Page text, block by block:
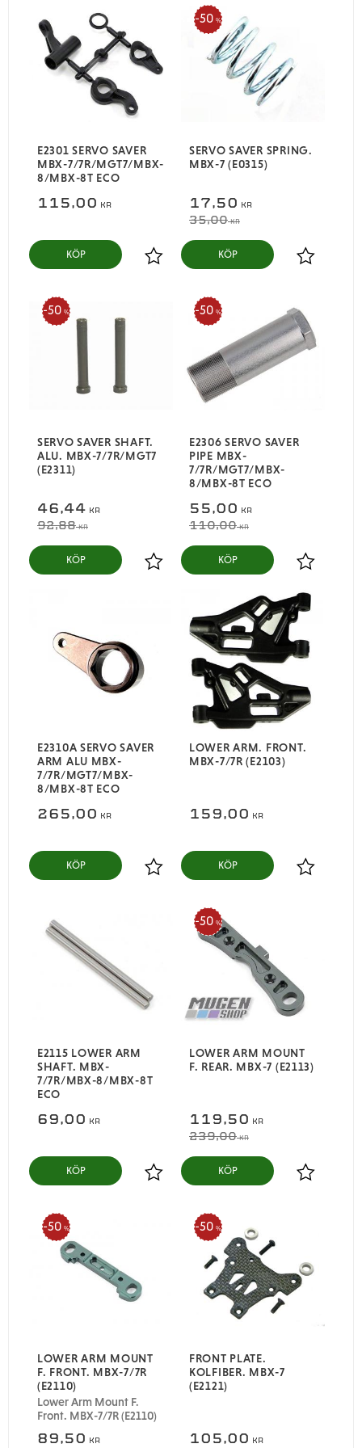
E2301 SERVO SAVER
MBX-7/7R/MGT7/MBX-
8/MBX-8T ECO
115,00 KR
Lägg till i favoriter
KÖP
SERVO SAVER SPRING.
MBX-7 (E0315)
17,50 KR
35,00KR
50 %
Lägg till i
KÖP
SERVO SAVER SHAFT.
ALU. MBX-7/7R/MGT7
(E2311)
46,44 KR
92,88KR
50 %
Lägg till i favoriter
KÖP
E2306 SERVO SAVER
PIPE MBX-
7/7R/MGT7/MBX-
8/MBX-8T ECO
55,00 KR
110,00KR
50 %
Lägg till i
KÖP
E2310A SERVO SAVER
ARM ALU MBX-
7/7R/MGT7/MBX-
8/MBX-8T ECO
265,00 KR
Lägg till i favoriter
KÖP
LOWER ARM. FRONT.
MBX-7/7R (E2103)
159,00 KR
Lägg till i
KÖP
E2115 LOWER ARM
SHAFT. MBX-
7/7R/MBX-8/MBX-8T
ECO
69,00 KR
Lägg till i favoriter
KÖP
LOWER ARM MOUNT
F. REAR. MBX-7 (E2113)
119,50 KR
239,00KR
50 %
Lägg till i
KÖP
LOWER ARM MOUNT
F. FRONT. MBX-7/7R
(E2110)
Lower Arm Mount F.
Front. MBX-7/7R (E2110)
89,50 KR
50 %
FRONT PLATE.
KOLFIBER. MBX-7
(E2121)
105,00 KR
50 %